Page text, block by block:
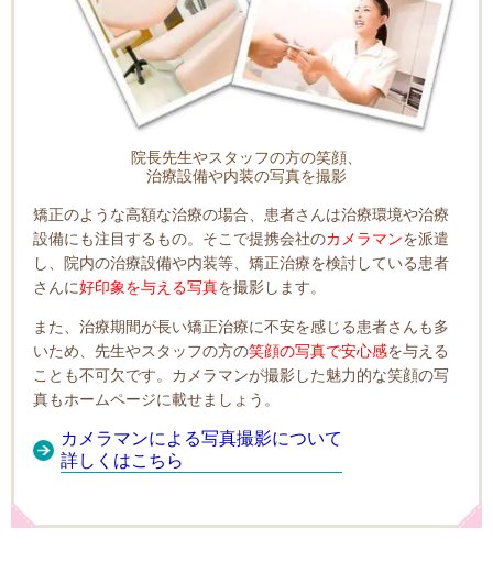
院長先生やスタッフの方の笑顔、
治療設備や内装の写真を撮影
矯正のような高額な治療の場合、患者さんは治療環境や治療
設備にも注目するもの。そこで提携会社のカメラマンを派遣
し、院内の治療設備や内装等、矯正治療を検討している患者
さんに好印象を与える写真を撮影します。
また、治療期間が長い矯正治療に不安を感じる患者さんも多
いため、先生やスタッフの方の笑顔の写真で安心感を与える
ことも不可欠です。カメラマンが撮影した魅力的な笑顔の写
真もホームページに載せましょう。
カメラマンによる写真撮影について
詳しくはこちら